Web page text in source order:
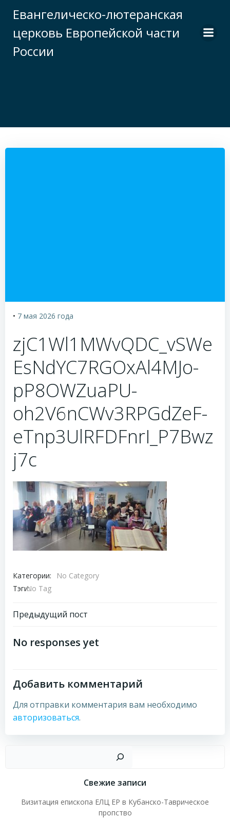
к
содержимому
Евангелическо-лютеранская
церковь Европейской части
России
• 7 мая 2026 года
zjC1Wl1MWvQDC_vSWe
EsNdYC7RGOxAl4MJo-
pP8OWZuaPU-
oh2V6nCWv3RPGdZeF-
eTnp3UlRFDFnrI_P7Bwz
j7c
Категории:
No Category
Тэги:No Tag
Навигация
по
Предыдущий пост
No responses yet
Добавить комментарий
Для отправки комментария вам необходимо
авторизоваться.
Свежие записи
Визитация епископа ЕЛЦ ЕР в Кубанско-Таврическое
пропство